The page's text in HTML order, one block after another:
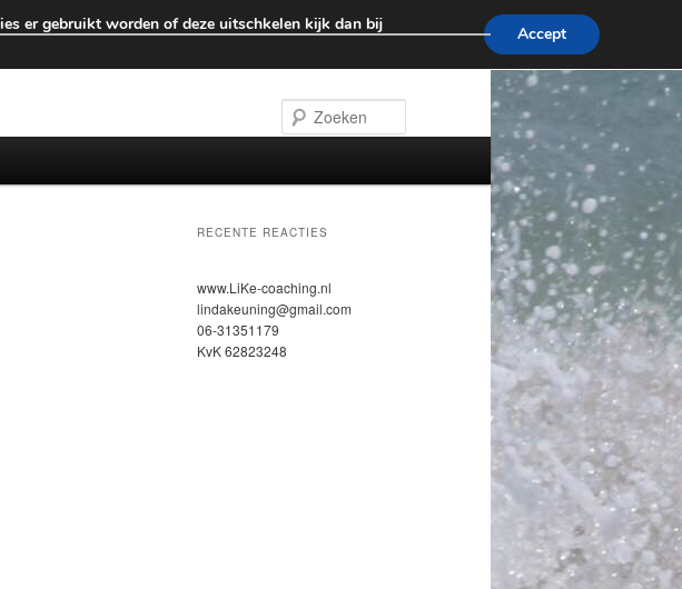
RECENTE REACTIES
www.LiKe-coaching.nl
lindakeuning@gmail.com
06-31351179
KvK 62823248
er gebruikt worden of deze uitschkelen kijk dan bij
Accept